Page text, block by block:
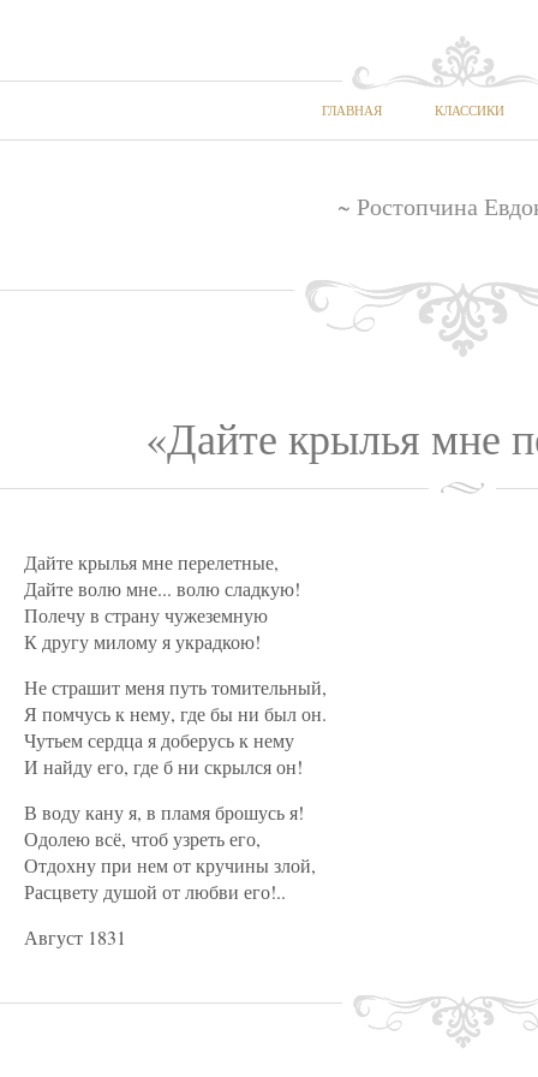
ГЛАВНАЯ КЛАССИКИ
~ Ростопчина
«Дайте крылья мне
Дайте крылья мне перелетные,
Дайте волю мне... волю сладкую!
Полечу в страну чужеземную
К другу милому я украдкою!
Не страшит меня путь томительный,
Я помчусь к нему, где бы ни был он.
Чутьем сердца я доберусь к нему
И найду его, где б ни скрылся он!
В воду кану я, в пламя брошусь я!
Одолею всё, чтоб узреть его,
Отдохну при нем от кручины злой,
Расцвету душой от любви его!..
Август 1831